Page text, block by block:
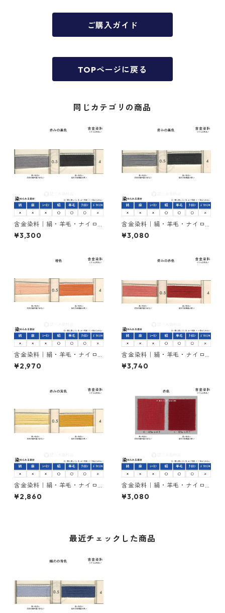
ご購入ガイド
TOPページに戻る
同じカテゴリの商品
含金染料｜絹・羊毛・ナイロ
ンを染める｜100g｜イレミア
ブラックRL（赤みの黒色）
¥3,300
含金染料｜絹・羊毛・ナイロ
ンを染める｜100g｜イレミア
ブラックBG（青みの黒色）
¥3,080
含金染料｜絹・羊毛・ナイロ
ンを染める｜100g｜ラニール
オレンヂＲ（橙色）
¥2,970
含金染料｜絹・羊毛・ナイロ
ンを染める｜100g｜カヤカラ
ンレットGLW（赤色）
¥3,740
含金染料｜絹・羊毛・ナイロ
ンを染める｜100g｜ラニール
エローRRN（赤みの黄色）
¥2,860
含金染料｜絹・羊毛・ナイロ
ンを染める｜100g｜アシッド
メタルレットG（赤色）
¥3,080
最近チェックした商品